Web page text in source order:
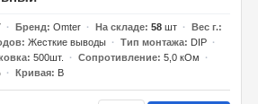
Бренд Omter На складе 58шт
Вес г.
Жесткие выводы Тип монтажа
DIP
500шт. Сопротивление 5,0 кОм
Кривая B